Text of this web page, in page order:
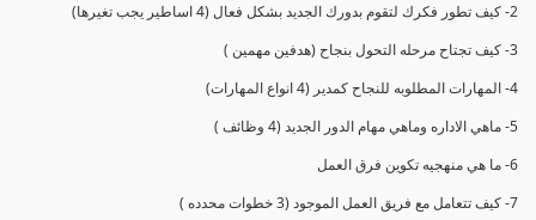
2- كيف تطور فكرك لتقوم بدورك الجديد بشكل فعال (4 اساطير يجب تغيرها)
3- كيف تجتاح مرحله التحول بنجاح (هدفين مهمين )
4- المهارات المطلوبه للنجاح كمدير (4 انواع المهارات)
5- ماهي الاداره وماهي مهام الدور الجديد (4 وظائف )
6- ما هي منهجيه تكوين فرق العمل
7- كيف تتعامل مع فريق العمل الموجود (3 خطوات محدده )